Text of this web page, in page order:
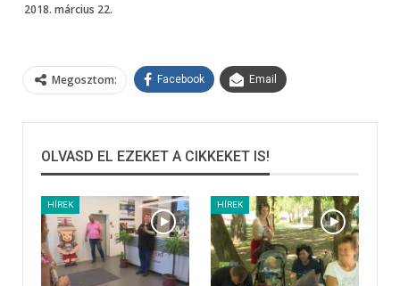
2018. március 22.
Megosztom: Facebook Email
OLVASD EL EZEKET A CIKKEKET IS!
HÍREK HÍREK